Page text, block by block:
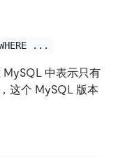
...
MySQL 中表示只有
这个 MySQL 版本